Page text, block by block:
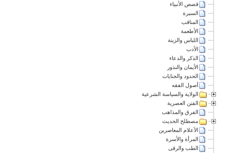
قصص الأنبياء
السيرة
المناقب
الأطعمة
اللباس والزينة
الأدب
الذكر والدعاء
الأيمان والنذور
الحدود والجنايات
أصول الفقه
الولاية والسياسة الشرعية
الفتن العصرية
الفرق والمذاهب
مصطلح الحديث
الأعلام المعاصرين
المرأة والأسرة
الطب والرقى